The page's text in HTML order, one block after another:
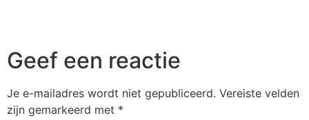
Geef een reactie
Je e-mailadres wordt niet gepubliceerd. Vereiste velden
zijn gemarkeerd met *